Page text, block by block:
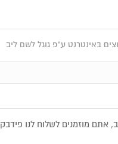
באינטרנט ע"פ גוגל לשם ליב
מוזמנים לשלוח לנו פידבק